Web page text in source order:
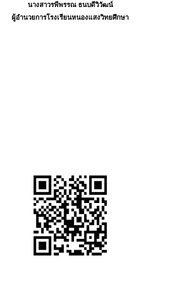
นางสาวรพีพรรณ ธนบดีวิวัฒน์
ผู้อำนวยการโรงเรียนหนองแสงวิทยศึกษา